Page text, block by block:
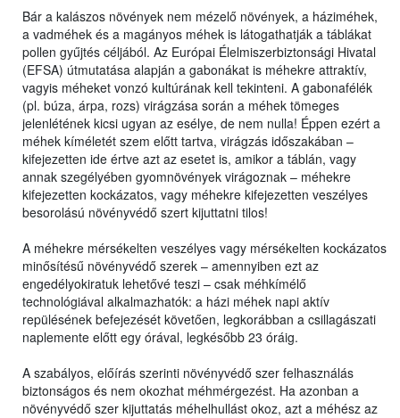
Bár a kalászos növények nem mézelő növények, a háziméhek,
a vadméhek és a magányos méhek is látogathatják a táblákat
pollen gyűjtés céljából. Az Európai Élelmiszerbiztonsági Hivatal
(EFSA) útmutatása alapján a gabonákat is méhekre attraktív,
vagyis méheket vonzó kultúrának kell tekinteni. A gabonafélék
(pl. búza, árpa, rozs) virágzása során a méhek tömeges
jelenlétének kicsi ugyan az esélye, de nem nulla! Éppen ezért a
méhek kíméletét szem előtt tartva, virágzás időszakában –
kifejezetten ide értve azt az esetet is, amikor a táblán, vagy
annak szegélyében gyomnövények virágoznak – méhekre
kifejezetten kockázatos, vagy méhekre kifejezetten veszélyes
besorolású növényvédő szert kijuttatni tilos!
A méhekre mérsékelten veszélyes vagy mérsékelten kockázatos
minősítésű növényvédő szerek – amennyiben ezt az
engedélyokiratuk lehetővé teszi – csak méhkímélő
technológiával alkalmazhatók: a házi méhek napi aktív
repülésének befejezését követően, legkorábban a csillagászati
naplemente előtt egy órával, legkésőbb 23 óráig.
A szabályos, előírás szerinti növényvédő szer felhasználás
biztonságos és nem okozhat méhmérgezést. Ha azonban a
növényvédő szer kijuttatás méhelhullást okoz, azt a méhész az